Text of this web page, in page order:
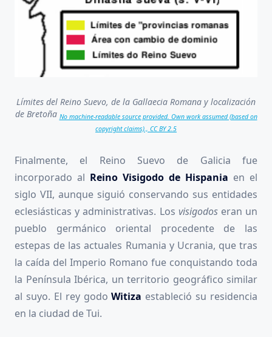
Límites del Reino Suevo, de la Gallaecia Romana y localización
de Bretoña No machine-readable source provided. Own work assumed (based on
copyright claims)., CC BY 2.5
Finalmente, el Reino Suevo de Galicia fue
incorporado al Reino Visigodo de Hispania en el
siglo VII, aunque siguió conservando sus entidades
eclesiásticas y administrativas. Los visigodos eran un
pueblo germánico oriental procedente de las
estepas de las actuales Rumania y Ucrania, que tras
la caída del Imperio Romano fue conquistando toda
la Península Ibérica, un territorio geográfico similar
al suyo. El rey godoWitiza estableció su residencia
en la ciudad de Tui.